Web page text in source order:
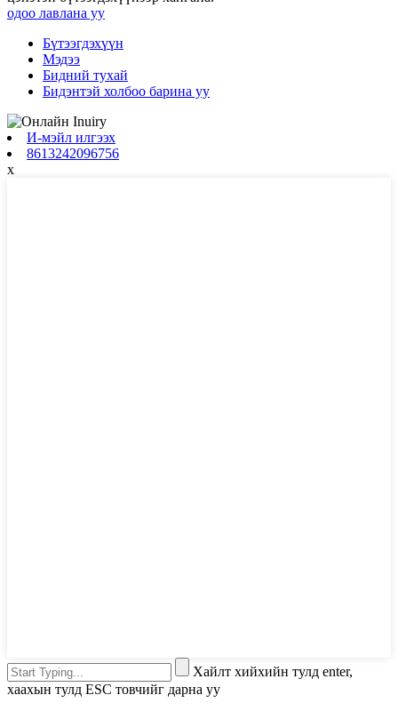
одоо лавлана уу
Бүтээгдэхүүн
Мэдээ
Бидний тухай
Бидэнтэй холбоо барина уу
И-мэйл илгээх
8613242096756
x
Хайлт хийхийн тулд enter,
хаахын тулд ESC товчийг дарна уу